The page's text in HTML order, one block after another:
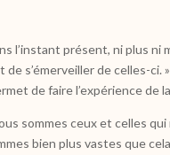
l’instant présent, ni plus ni
s’émerveiller de celles-ci.
de faire l’expérience de la
sommes ceux et celles
bien plus vastes que